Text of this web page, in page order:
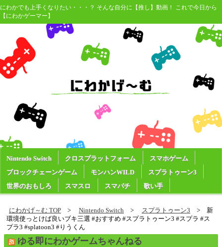
にわかでも上手くなりたい・・・？ そんな自分に【推し】動画！ これで今日から
【にわかゲーマー】
Nintendo Switch クロスプラットフォーム
スマホゲーム
ブロックチェーンゲーム
モンハンWILD
スプラトゥーン3
世界のおもしろ
スマスロ スマパチ 歌い手
にわかげ～む TOP Nintendo Switch スプラトゥーン3
新
環境使っとけば良いブキ三選 #おすすめ #スプラトゥーン3 #スプラ #ス
プラ3 #splatoon3 #りうくん
ゆる即にわかゲームちゃんねる